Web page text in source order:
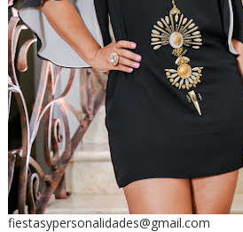
fiestasypersonalidades@gmail.com